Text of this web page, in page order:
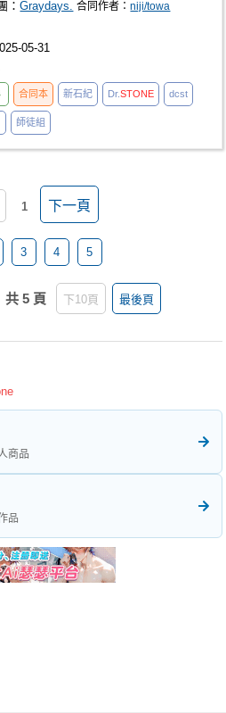
：Graydays. 合同作者：niji/towa
05-31
合同本 新石紀 Dr.STONE dcst
師徒組
1 下一頁
3 4 5
共 5 頁 下10頁 最後頁
商品
品